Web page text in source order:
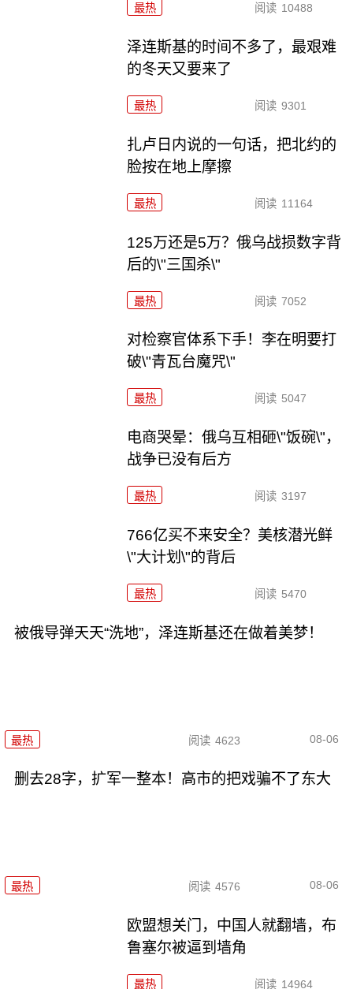
最热 阅读 10488
泽连斯基的时间不多了，最艰难
的冬天又要来了
最热 阅读 9301
扎卢日内说的一句话，把北约的
脸按在地上摩擦
最热 阅读 11164
125万还是5万？俄乌战损数字背
后的\"三国杀\"
最热 阅读 7052
对检察官体系下手！李在明要打
破\"青瓦台魔咒\"
最热 阅读 5047
电商哭晕：俄乌互相砸\"饭碗\"，
战争已没有后方
最热 阅读 3197
766亿买不来安全？美核潜光鲜
\"大计划\"的背后
最热 阅读 5470
被俄导弹天天“洗地”，泽连斯基还在做着美梦！
最热 阅读 4623 08-06
删去28字，扩军一整本！高市的把戏骗不了东大
最热 阅读 4576 08-06
欧盟想关门，中国人就翻墙，布
鲁塞尔被逼到墙角
最热 阅读 14964